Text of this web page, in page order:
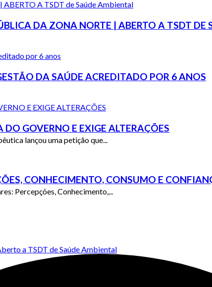
DA ZONA NORTE | ABERTO A TSDT DE
DA SAÚDE ACREDITADO POR 6 ANOS
GOVERNO E EXIGE ALTERAÇÕES
lançou uma petição que...
CONHECIMENTO, CONSUMO E
Percepções, Conhecimento,...
a TSDT de Saúde Ambiental